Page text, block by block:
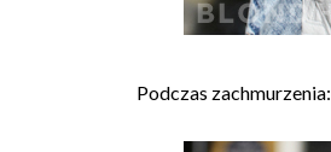
Podczas zachmurzenia: